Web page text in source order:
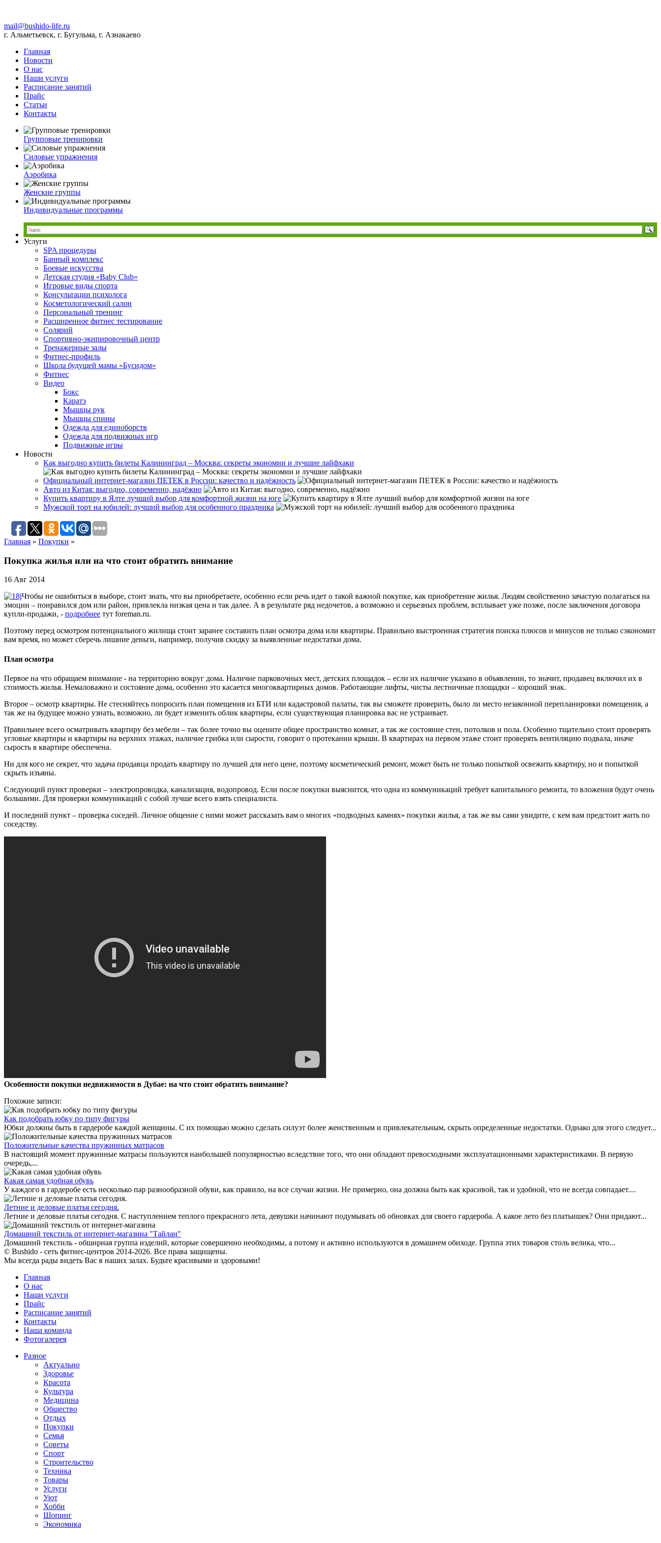
mail@bushido-life.ru
г. Альметьевск, г. Бугульма, г. Азнакаево
Главная
Новости
О нас
Наши услуги
Расписание занятий
Прайс
Статьи
Контакты
Групповые тренировки
Силовые упражнения
Аэробика
Женские группы
Индивидуальные программы
Услуги
SPA процедуры
Банный комплекс
Боевые искусства
Детская студия «Baby Club»
Игровые виды спорта
Консультации психолога
Косметологический салон
Персональный тренинг
Расширенное фитнес тестирование
Солярий
Спортивно-экипировочный центр
Тренажерные залы
Фитнес-профиль
Школа будущей мамы «Бусидом»
Фитнес
Видео
Бокс
Каратэ
Мышцы рук
Мышцы спины
Одежда для единоборств
Одежда для подвижных игр
Подвижные игры
Новости
Как выгодно купить билеты Калининград – Москва: секреты экономии и лучшие лайфхаки
Официальный интернет-магазин ПЕТЕК в России: качество и надёжность
Авто из Китая: выгодно, современно, надёжно
Купить квартиру в Ялте лучший выбор для комфортной жизни на юге
Мужской торт на юбилей: лучший выбор для особенного праздника
Главная » Покупки »
Покупка жилья или на что стоит обратить внимание
16 Авг 2014
Чтобы не ошибиться в выборе, стоит знать, что вы приобретаете, особенно если речь идет о такой важной покупке, как приобретение жилья. Людям свойственно зачастую полагаться на
эмоции – понравился дом или район, привлекла низкая цена и так далее. А в результате ряд недочетов, а возможно и серьезных проблем, всплывает уже позже, после заключения договора
купли-продажи, - подробнее тут foreman.ru.
Поэтому перед осмотром потенциального жилища стоит заранее составить план осмотра дома или квартиры. Правильно выстроенная стратегия поиска плюсов и минусов не только сэкономит
вам время, но может сберечь лишние деньги, например, получив скидку за выявленные недостатки дома.
План осмотра
Первое на что обращаем внимание - на территорию вокруг дома. Наличие парковочных мест, детских площадок – если их наличие указано в объявлении, то значит, продавец включил их в
стоимость жилья. Немаловажно и состояние дома, особенно это касается многоквартирных домов. Работающие лифты, чисты лестничные площадки – хороший знак.
Второе – осмотр квартиры. Не стесняйтесь попросить план помещения из БТИ или кадастровой палаты, так вы сможете проверить, было ли место незаконной перепланировки помещения, а
так же на будущее можно узнать, возможно, ли будет изменить облик квартиры, если существующая планировка вас не устраивает.
Правильнее всего осматривать квартиру без мебели – так более точно вы оцените общее пространство комнат, а так же состояние стен, потолков и пола. Особенно тщательно стоит проверять
угловые квартиры и квартиры на верхних этажах, наличие грибка или сырости, говорит о протекании крыши. В квартирах на первом этаже стоит проверять вентиляцию подвала, иначе
сырость в квартире обеспечена.
Ни для кого не секрет, что задача продавца продать квартиру по лучшей для него цене, поэтому косметический ремонт, может быть не только попыткой освежить квартиру, но и попыткой
скрыть изъяны.
Следующий пункт проверки – электропроводка, канализация, водопровод. Если после покупки выяснится, что одна из коммуникаций требует капитального ремонта, то вложения будут очень
большими. Для проверки коммуникаций с собой лучше всего взять специалиста.
И последний пункт – проверка соседей. Личное общение с ними может рассказать вам о многих «подводных камнях» покупки жилья, а так же вы сами увидите, с кем вам предстоит жить по
соседству.
Особенности покупки недвижимости в Дубае: на что стоит обратить внимание?
Похожие записи:
Как подобрать юбку по типу фигуры
Юбки должны быть в гардеробе каждой женщины. С их помощью можно сделать силуэт более женственным и привлекательным, скрыть определенные недостатки. Однако для этого следует...
Положительные качества пружинных матрасов
В настоящий момент пружинные матрасы пользуются наибольшей популярностью вследствие того, что они обладают превосходными эксплуатационными характеристиками. В первую
очередь,...
Какая самая удобная обувь
У каждого в гардеробе есть несколько пар разнообразной обуви, как правило, на все случаи жизни. Не примерно, она должна быть как красивой, так и удобной, что не всегда совпадает....
Летние и деловые платья сегодня.
Летние и деловые платья сегодня. С наступлением теплого прекрасного лета, девушки начинают подумывать об обновках для своего гардероба. А какое лето без платьишек? Они придают...
Домашний текстиль от интернет-магазина "Тайлан"
Домашний текстиль - обширная группа изделий, которые совершенно необходимы, а потому и активно используются в домашнем обиходе. Группа этих товаров столь велика, что...
© Bushido - сеть фитнес-центров 2014-2026. Все права защищены.
Мы всегда рады видеть Вас в наших залах. Будьте красивыми и здоровыми!
Главная
О нас
Наши услуги
Прайс
Расписание занятий
Контакты
Наша команда
Фотогалерея
Разное
Актуально
Здоровье
Красота
Культура
Медицина
Общество
Отдых
Покупки
Семья
Советы
Спорт
Строительство
Техника
Товары
Услуги
Уют
Хобби
Шопинг
Экономика